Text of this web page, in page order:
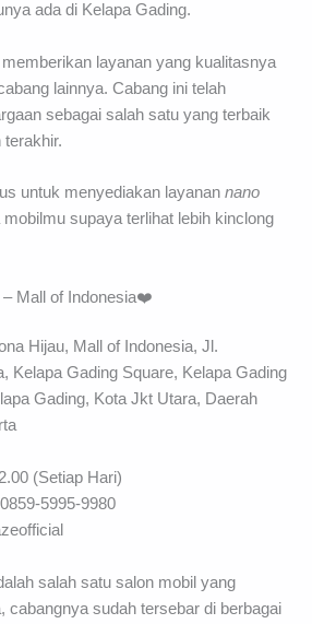
ada di Kelapa Gading.
layanan yang kualitasnya
lainnya. Cabang ini telah
sebagai salah satu yang terbaik
terakhir.
untuk menyediakan layanannano
mobilmu supaya terlihat lebih kinclong
Mall of Indonesia❤️
Hijau, Mall of Indonesia,Jl.
Kelapa Gading Square, Kelapa Gading
Gading, Kota Jkt Utara, Daerah
(Setiap Hari)
0859-5995-9980
salah satu salon mobil yang
cabangnya sudah tersebar di berbagai